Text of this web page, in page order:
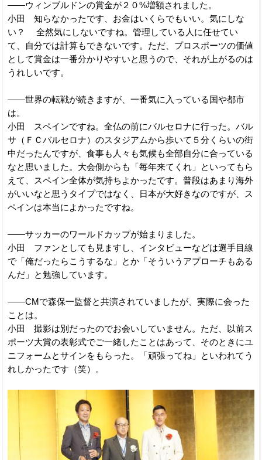
――ウィンブルドンの賞金が２０%増額されました。
小田 知らなかったです、お金はいくらでもいい。気にしな
い？ 全然気にしないですね。管理している人に任せてい
て、自分では計算もできないです。ただ、プロスポーツの価値
として賞金は一番分かりやすいと思うので、それが上がるのは
うれしいです。
――世界の転戦が続きますが、一番気に入っている国や都市
は。
小田 スペインですね。全仏の前にバルセロナに行った。バル
サ（ＦＣバルセロナ）のスタジアムから歩いて５分くらいの街
中だったんですが、食事も人々も気候も全部自分に合っている
なと思いました。大会側からも「毎年来てくれ」といってもら
えて、スペイン全体が気持ちよかったです。普段はあまり海外
がいいなと思うタイプではなく、日本が大好きなのですが、ス
ペインは本当によかったですね。
――サッカーのワールドカップが始まりました。
小田 ファンとしても見ますし、インタビューなどは選手目線
で「俺だったらこうするな」とか「そういうアプローチもある
んだ」と勉強しています。
――CMで森保一監督と共演されていましたが、実際に会った
ことは。
小田 撮影は別だったのでお会いしていません。ただ、以前ス
ポーツ大賞の表彰式でご一緒したことはあって、そのときにユ
ニフォームとサインをもらった。「頑張ってね」といわれてう
れしかったです（笑）。